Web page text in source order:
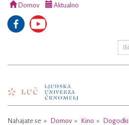
Domov Aktualno
Nahajate se Domov Kino
Dogodki